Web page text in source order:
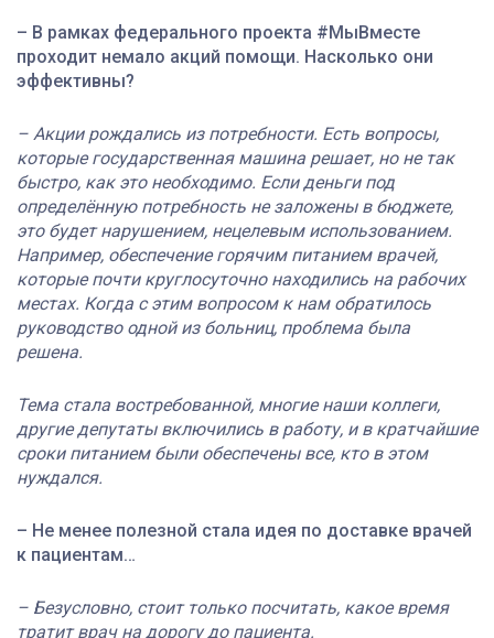
– В рамках федерального проекта #МыВместе
проходит немало акций помощи. Насколько они
эффективны?
– Акции рождались из потребности. Есть вопросы,
которые государственная машина решает, но не так
быстро, как это необходимо. Если деньги под
определённую потребность не заложены в бюджете,
это будет нарушением, нецелевым использованием.
Например, обеспечение горячим питанием врачей,
которые почти круглосуточно находились на рабочих
местах. Когда с этим вопросом к нам обратилось
руководство одной из больниц, проблема была
решена.
Тема стала востребованной, многие наши коллеги,
другие депутаты включились в работу, и в кратчайшие
сроки питанием были обеспечены все, кто в этом
нуждался.
– Не менее полезной стала идея по доставке врачей
к пациентам…
– Безусловно, стоит только посчитать, какое время
тратит врач на дорогу до пациента.